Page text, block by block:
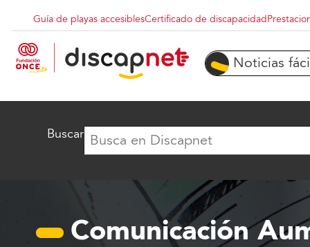
Menu superior destacados
Guía de playas accesiblesCertificado de discapacidad
Noticias
Buscar
Comunicación